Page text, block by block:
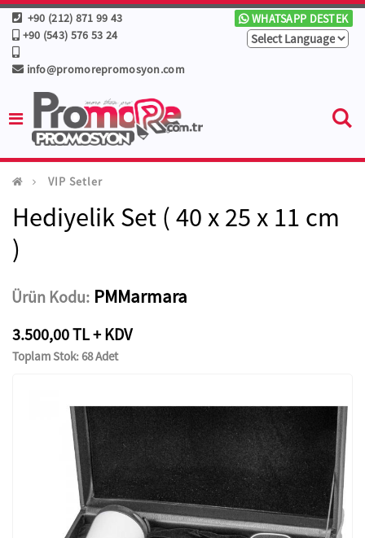
+90 (212) 871 99 43
+90 (543) 576 53 24
info@promorepromosyon.com
WHATSAPP DESTEK
VIP Setler
Hediyelik Set ( 40 x 25 x 11 cm
)
Ürün Kodu: PMMarmara
3.500,00 TL + KDV
Toplam Stok: 68 Adet